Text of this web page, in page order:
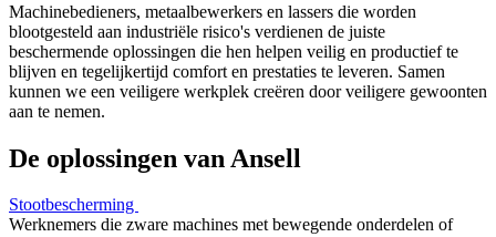
Machinebedieners, metaalbewerkers en lassers die worden
blootgesteld aan industriële risico's verdienen de juiste
beschermende oplossingen die hen helpen veilig en productief te
blijven en tegelijkertijd comfort en prestaties te leveren. Samen
kunnen we een veiligere werkplek creëren door veiligere gewoonten
aan te nemen.
De oplossingen van Ansell
Stootbescherming
Werknemers die zware machines met bewegende onderdelen of